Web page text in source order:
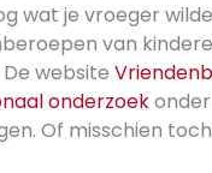
wat je vroeger
van
website
onderzoek
Of misschien